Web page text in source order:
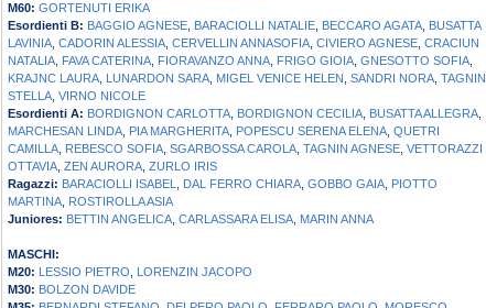
M60: GORTENUTI ERIKA
Esordienti B: BAGGIO AGNESE BARACIOLLI NATALIE BECCARO AGATA BUSATTA
LAVINIA CADORIN ALESSIA CERVELLIN ANNASOFIA CIVIERO AGNESE CRACIUN
NATALIA FAVA CATERINA FIORAVANZO ANNA FRIGO GIOIA GNESOTTO SOFIA
KRAJNC LAURA LUNARDON SARA MIGEL VENICE HELEN SANDRI NORA TAGNIN
STELLA VIRNO NICOLE
Esordienti A: BORDIGNON CARLOTTA BORDIGNON CECILIA BUSATTA ALLEGRA
MARCHESAN LINDA PIA MARGHERITA POPESCU SERENA ELENA QUETRI
CAMILLA REBESCO SOFIA SGARBOSSA CAROLA TAGNIN AGNESE VETTORAZZI
OTTAVIA ZEN AURORA ZURLO IRIS
Ragazzi: BARACIOLLI ISABEL DAL FERRO CHIARA GOBBO GAIA PIOTTO
MARTINA ROSTIROLLA ASIA
Juniores: BETTIN ANGELICA CARLASSARA ELISA MARIN ANNA
MASCHI:
M20: LESSIO PIETRO
LORENZIN JACOPO
M30: BOLZON DAVIDE